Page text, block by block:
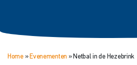
Home» Evenementen » Netbal in de Hezebrink